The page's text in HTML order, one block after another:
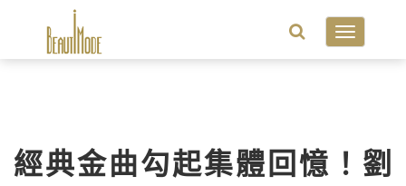
Toggle
經典金曲勾起集體回憶！劉